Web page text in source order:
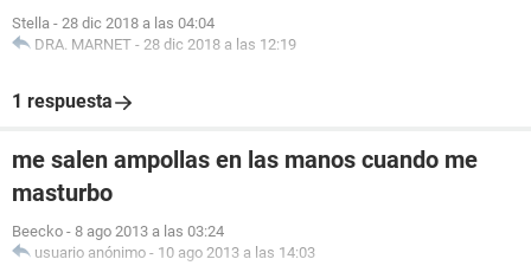
Stella - 28 dic 2018 a las 04:04
DRA. MARNET - 28 dic 2018 a las 12:19
1 respuesta
me salen ampollas en las manos cuando me
masturbo
Beecko - 8 ago 2013 a las 03:24
usuario anónimo - 10 ago 2013 a las 14:03